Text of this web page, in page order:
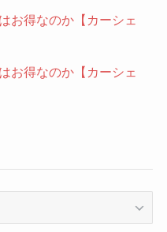
お得なのか【カーシェ
お得なのか【カーシェ